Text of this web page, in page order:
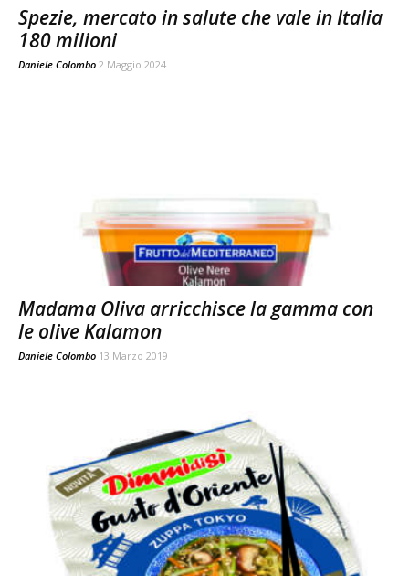
Spezie, mercato in salute che vale in Italia
180 milioni
Daniele Colombo 2 Maggio 2024
Madama Oliva arricchisce la gamma con
le olive Kalamon
Daniele Colombo 13 Marzo 2019